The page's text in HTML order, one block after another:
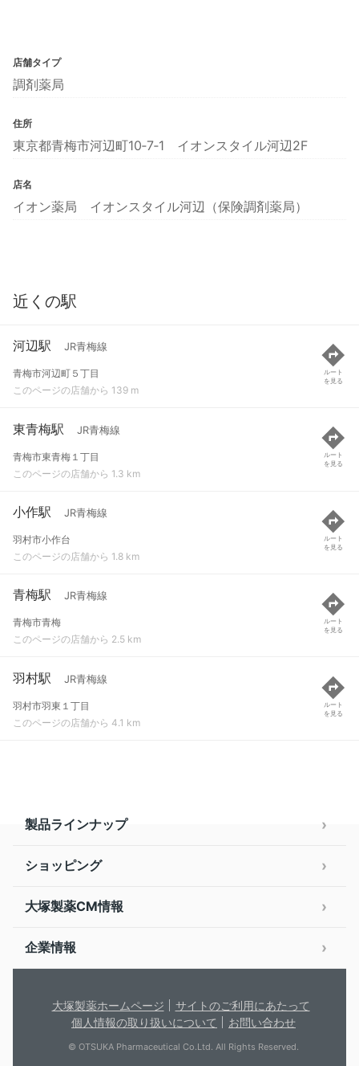
店舗タイプ
調剤薬局
住所
東京都青梅市河辺町10‐7‐1 イオンスタイル河辺2F
店名
イオン薬局 イオンスタイル河辺（保険調剤薬局）
近くの駅
河辺駅 JR青梅線
青梅市河辺町５丁目
このページの店舗から 139 m
ルート
を見る
東青梅駅 JR青梅線
青梅市東青梅１丁目
このページの店舗から 1.3 km
ルート
を見る
小作駅 JR青梅線
羽村市小作台
このページの店舗から 1.8 km
ルート
を見る
青梅駅 JR青梅線
青梅市青梅
このページの店舗から 2.5 km
ルート
を見る
羽村駅 JR青梅線
羽村市羽東１丁目
このページの店舗から 4.1 km
ルート
を見る
製品ラインナップ
ショッピング
大塚製薬CM情報
企業情報
大塚製薬ホームページ
サイトのご利用にあたって
個人情報の取り扱いについて
お問い合わせ
© OTSUKA Pharmaceutical Co.Ltd. All Rights Reserved.